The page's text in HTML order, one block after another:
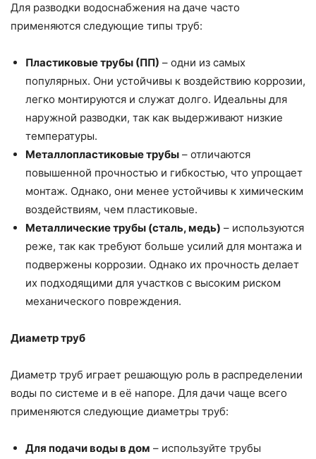
Для разводки водоснабжения на даче часто
применяются следующие типы труб:
Пластиковые трубы (ПП) – одни из самых
популярных. Они устойчивы к воздействию коррозии,
легко монтируются и служат долго. Идеальны для
наружной разводки, так как выдерживают низкие
температуры.
Металлопластиковые трубы – отличаются
повышенной прочностью и гибкостью, что упрощает
монтаж. Однако, они менее устойчивы к химическим
воздействиям, чем пластиковые.
Металлические трубы (сталь, медь) – используются
реже, так как требуют больше усилий для монтажа и
подвержены коррозии. Однако их прочность делает
их подходящими для участков с высоким риском
механического повреждения.
Диаметр труб
Диаметр труб играет решающую роль в распределении
воды по системе и в её напоре. Для дачи чаще всего
применяются следующие диаметры труб:
Для подачи воды в дом – используйте трубы